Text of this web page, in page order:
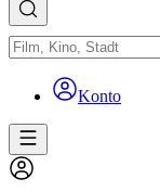
Konto